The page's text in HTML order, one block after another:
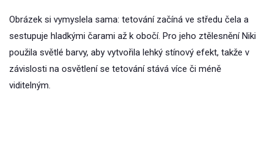
Obrázek si vymyslela sama: tetování začíná ve středu čela a
sestupuje hladkými čarami až k obočí. Pro jeho ztělesnění Niki
použila světlé barvy, aby vytvořila lehký stínový efekt, takže v
závislosti na osvětlení se tetování stává více či méně
viditelným.